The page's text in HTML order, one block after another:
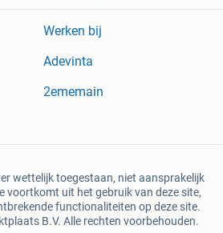
Werken bij
Adevinta
2ememain
wettelijk toegestaan, niet aansprakelijk
voortkomt uit het gebruik van deze site,
functionaliteiten op deze site.
B.V. Alle rechten voorbehouden.